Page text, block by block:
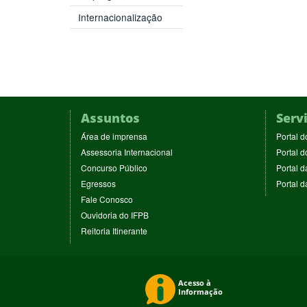
Internacionalização
Assuntos
Área de imprensa
em
nova
Assessoria Internacional
Concurso Público
Egressos(abre
nova
janela)
Fale Conosco
em
nova
janela)
Ouvidoria do IFPB(abre
Reitoria Itinerante(abre
Portal
Portal
Portal
Portal